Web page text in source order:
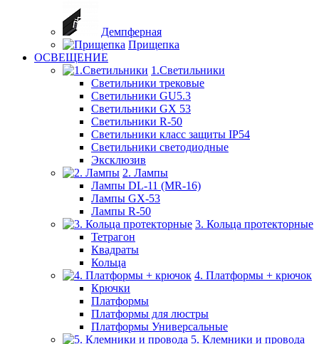
Демпферная
Прищепка
ОСВЕЩЕНИЕ
1.Светильники
Светильники трековые
Светильники GU5.3
Светильники GX 53
Светильники R-50
Светильники класс защиты IP54
Светильники светодиодные
Эксклюзив
2. Лампы
Лампы DL-11 (MR-16)
Лампы GX-53
Лампы R-50
3. Кольца протекторные
Тетрагон
Квадраты
Кольца
4. Платформы + крючок
Крючки
Платформы
Платформы для люстры
Платформы Универсальные
5. Клемники и провода